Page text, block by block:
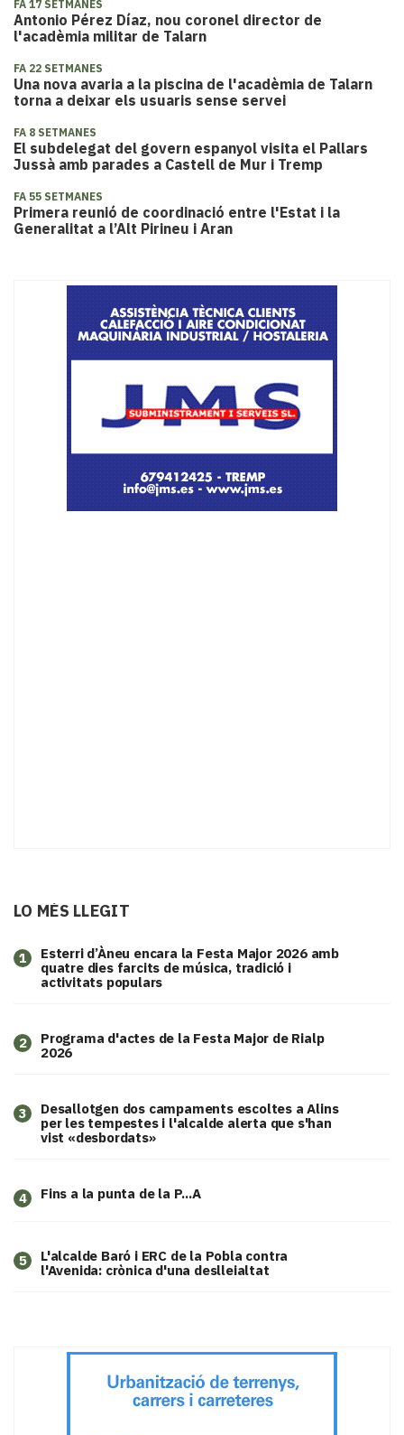
FA 17 SETMANES
Antonio Pérez Díaz, nou coronel director de
l'acadèmia militar de Talarn
FA 22 SETMANES
Una nova avaria a la piscina de l'acadèmia de Talarn
torna a deixar els usuaris sense servei
FA 8 SETMANES
El subdelegat del govern espanyol visita el Pallars
Jussà amb parades a Castell de Mur i Tremp
FA 55 SETMANES
Primera reunió de coordinació entre l'Estat i la
Generalitat a l’Alt Pirineu i Aran
LO MÉS LLEGIT
1
Esterri d’Àneu encara la Festa Major 2026 amb
quatre dies farcits de música, tradició i
activitats populars
2
Programa d'actes de la Festa Major de Rialp
2026
3
​Desallotgen dos campaments escoltes a Alins
per les tempestes i l'alcalde alerta que s'han
vist «desbordats»
4 Fins a la punta de la P...A
5
L'alcalde Baró i ERC de la Pobla contra
l'Avenida: crònica d'una deslleialtat